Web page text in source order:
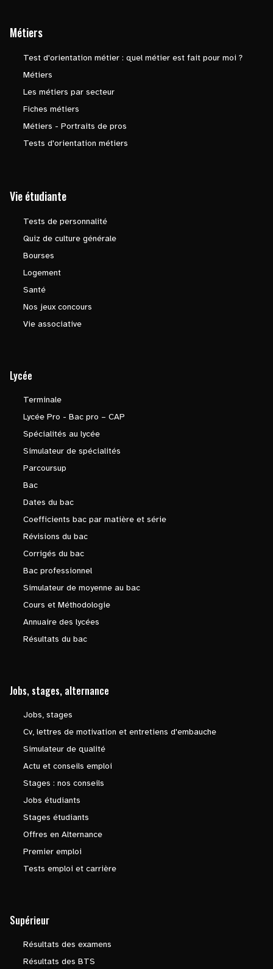
Métiers
Test d'orientation métier : quel métier est fait pour moi ?
Métiers
Les métiers par secteur
Fiches métiers
Métiers - Portraits de pros
Tests d'orientation métiers
Vie étudiante
Tests de personnalité
Quiz de culture générale
Bourses
Logement
Santé
Nos jeux concours
Vie associative
Lycée
Terminale
Lycée Pro - Bac pro – CAP
Spécialités au lycée
Simulateur de spécialités
Parcoursup
Bac
Dates du bac
Coefficients bac par matière et série
Révisions du bac
Corrigés du bac
Bac professionnel
Simulateur de moyenne au bac
Cours et Méthodologie
Annuaire des lycées
Résultats du bac
Jobs, stages, alternance
Jobs, stages
Cv, lettres de motivation et entretiens d'embauche
Simulateur de qualité
Actu et conseils emploi
Stages : nos conseils
Jobs étudiants
Stages étudiants
Offres en Alternance
Premier emploi
Tests emploi et carrière
Supérieur
Résultats des examens
Résultats des BTS